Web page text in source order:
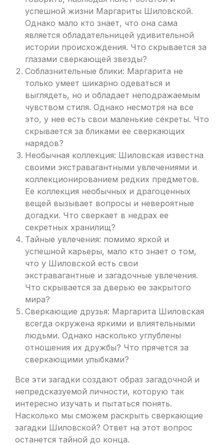
успешной жизни Маргариты Шиловской.
Однако мало кто знает, что она сама
является обладательницей удивительной
истории происхождения. Что скрывается за
глазами сверкающей звезды?
Соблазнительные блики: Маргарита не
только умеет шикарно одеваться и
выглядеть, но и обладает неподражаемым
чувством стиля. Однако несмотря на все
это, у нее есть свои маленькие секреты. Что
скрывается за бликами ее сверкающих
нарядов?
Необычная коллекция: Шиловская известна
своими экстравагантными увлечениями и
коллекционированием редких предметов.
Ее коллекция необычных и драгоценных
вещей вызывает вопросы и невероятные
догадки. Что сверкает в недрах ее
секретных хранилищ?
Тайные увлечения: помимо яркой и
успешной карьеры, мало кто знает о том,
что у Шиловской есть свои
экстравагантные и загадочные увлечения.
Что скрывается за дверью ее закрытого
мира?
Сверкающие друзья: Маргарита Шиловская
всегда окружена яркими и влиятельными
людьми. Однако насколько углублены
отношения их дружбы? Что прячется за
сверкающими улыбками?
Все эти загадки создают образ загадочной и
непредсказуемой личности, которую так
интересно изучать и пытаться понять.
Насколько мы сможем раскрыть сверкающие
загадки Шиловской? Ответ на этот вопрос
останется тайной до конца.